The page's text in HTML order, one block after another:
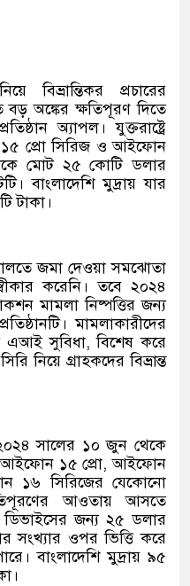
প্রচারের
অঙ্কের ক্ষতিপূরণ দিতে
অ্যাপল। যুক্তরাষ্ট্রে
১৫ প্রো সিরিজ ও আইফোন
মোট ২৫ কোটি ডলার
বাংলাদেশি মুদ্রায় যার
টাকা।
জমা দেওয়া সমঝোতা
করেনি। তবে ২০২৪
মামলা নিষ্পত্তির জন্য
মামলাকারীদের
এআই সুবিধা, বিশেষ করে
নিয়ে গ্রাহকদের বিভ্রান্ত
২০২৪ সালের ১০ জুন থেকে
আইফোন ১৫ প্রো, আইফোন
১৬ সিরিজের যেকোনো
আওতায় আসতে
ডিভাইসের জন্য ২৫ ডলার
সংখ্যার ওপর ভিত্তি করে
বাংলাদেশি মুদ্রায় ৯৫